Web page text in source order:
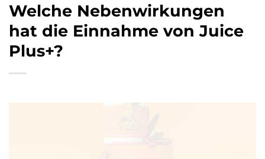
Welche Nebenwirkungen
hat die Einnahme von Juice
Plus+?